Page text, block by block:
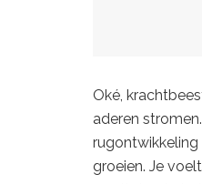
Oké,
aderen
rugontwikkeling
groeien. Je